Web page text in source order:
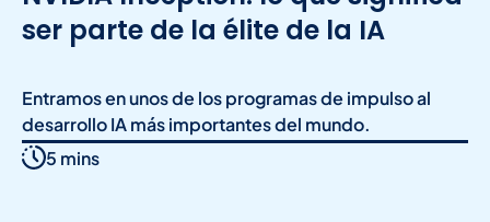
ser parte de la élite de la IA
Entramos en unos de los programas de impulso al
desarrollo IA más importantes del mundo.
5 mins